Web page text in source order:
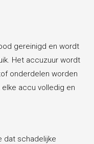
gereinigd en wordt
Het accuzuur wordt
onderdelen worden
accu volledig en
dat schadelijke